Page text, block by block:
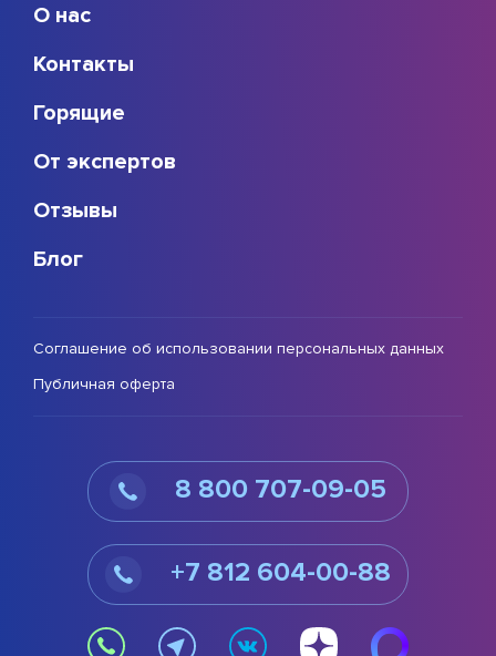
О нас
Контакты
Горящие
От экспертов
Отзывы
Блог
Соглашение об использовании персональных данных
Публичная оферта
8 800 707-09-05
+7 812 604-00-88